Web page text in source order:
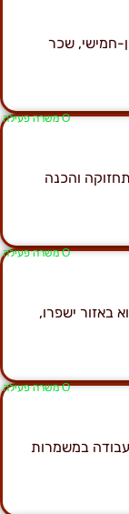
חמישי, שכר
Ο משרה פעילה
והכנה
Ο משרה פעילה
באזור ישפרו,
Ο משרה פעילה
במשמרות